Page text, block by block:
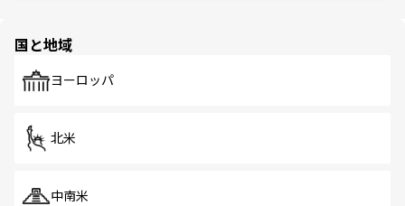
で、ホーカーズは地元の風情を楽しめる外せないスポット
国と地域
ヨーロッパ
北米
中南米